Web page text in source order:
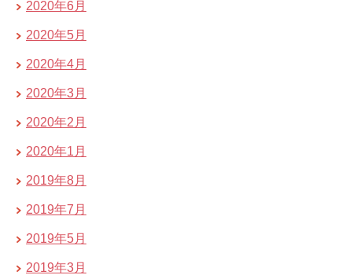
2020年6月
2020年5月
2020年4月
2020年3月
2020年2月
2020年1月
2019年8月
2019年7月
2019年5月
2019年3月